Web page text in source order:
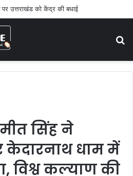
भाजपा का कांग्रेस पर तीखा हमला
सिंह ने
केदारनाथ धाम में
विश्व कल्याण की